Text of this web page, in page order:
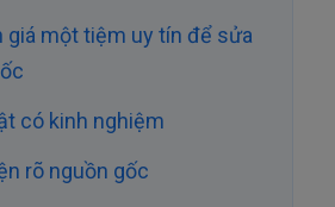
giá một tiệm uy tín để sửa
có kinh nghiệm
rõ nguồn gốc